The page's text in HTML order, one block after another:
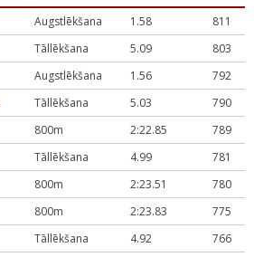
Augstlēkšana 1.58
811
Tāllēkšana 5.09
803
Augstlēkšana 1.56
792
Tāllēkšana 5.03
790
800m 2:22.85
789
Tāllēkšana 4.99
781
800m 2:23.51
780
800m 2:23.83
775
Tāllēkšana 4.92
766